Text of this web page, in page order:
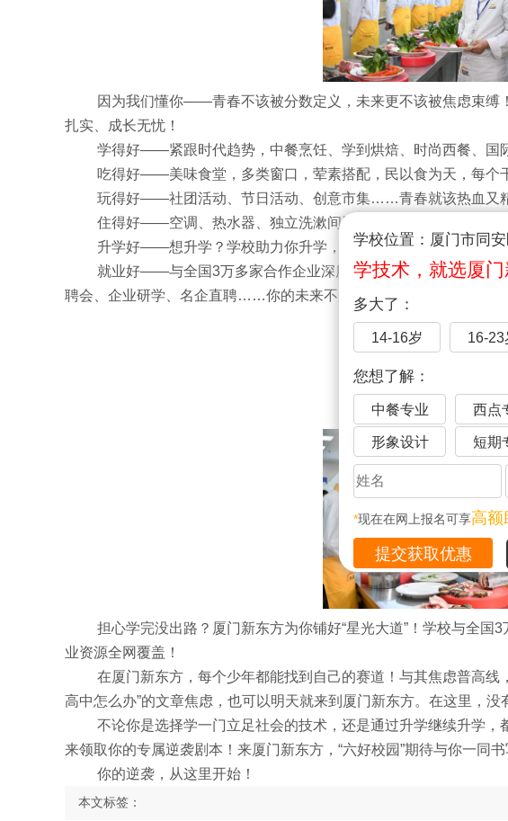
学校位置：厦门市同
学技术，就选厦
多大了：
14-16岁 16-23
您想了解：
中餐专业 西点
形象设计 短期
*现在在网上报名可享高额
因为我们懂你——青春不该被分数定义，未来更不该被焦虑束缚
扎实、成长无忧！
学得好——紧跟时代趋势，中餐烹饪、学到烘焙、时尚西餐、
吃得好——美味食堂，多类窗口，荤素搭配，民以食为天，每个
玩得好——社团活动、节日活动、创意市集……青春就该热血又
住得好——空调、热水器、独立洗漱间卫生间，比大学寝室环境
升学好——想升学？学校助力你升学，圆梦大学！更有职业规划
就业好——与全国3万多家合作企业深度联动，开设校企定向班
聘会、企业研学、名企直聘……你的未来不是梦！
考不上高中不等于
担心学完没出路？厦门新东方为你铺好“星光大道”！学校与全
业资源全网覆盖！
在厦门新东方，每个少年都能找到自己的赛道！与其焦虑普高
高中怎么办”的文章焦虑，也可以明天就来到厦门新东方。在这里，
不论你是选择学一门立足社会的技术，还是通过升学继续升学
来领取你的专属逆袭剧本！来厦门新东方，“六好校园”期待与你一同书
你的逆袭，从这里开始！
本文标签：